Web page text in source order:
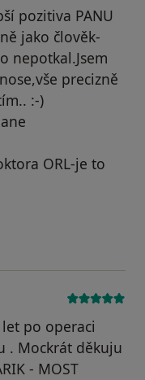
pozitiva PANU
jako člověk-
nepotkal.Jsem
precizně
:-)
ORL-je to
účet byl odstraněn
let po operaci
. Mockrát děkuju
- MOST